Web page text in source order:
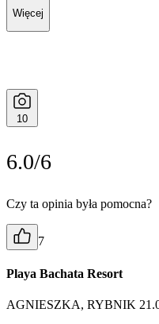
Więcej
10
6.0/6
Czy ta opinia była pomocna?
7
Playa Bachata Resort
AGNIESZKA, RYBNIK